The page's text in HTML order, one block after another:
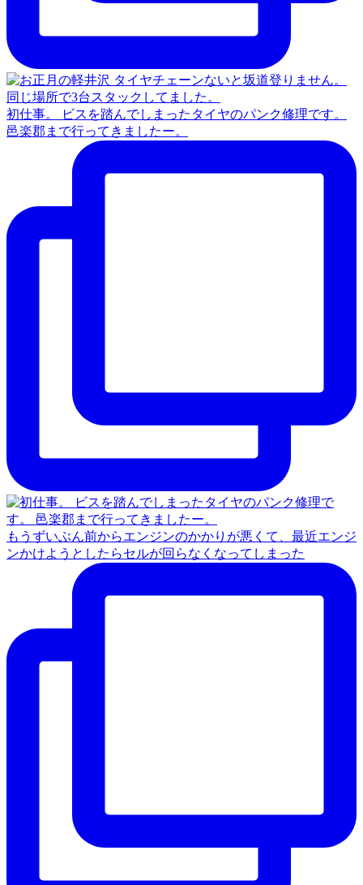
初仕事。 ビスを踏んでしまったタイヤのパンク修理です。
邑楽郡まで行ってきましたー。
もうずいぶん前からエンジンのかかりが悪くて、最近エンジ
ンかけようとしたらセルが回らなくなってしまった